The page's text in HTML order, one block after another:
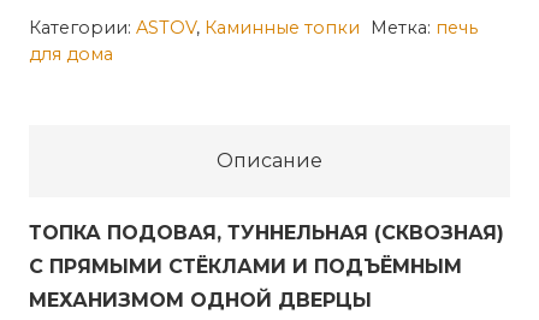
Каминная
топка
Категории: ASTOV, Каминные топки Метка: печь
для дома
Описание
ТОПКА ПОДОВАЯ, ТУННЕЛЬНАЯ (СКВОЗНАЯ)
С ПРЯМЫМИ СТЁКЛАМИ И ПОДЪЁМНЫМ
МЕХАНИЗМОМ ОДНОЙ ДВЕРЦЫ